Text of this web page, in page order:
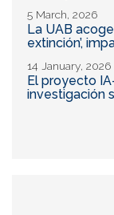
5 March, 2026
La UAB
extinción’,
14 January, 2026
El proyecto
investigación